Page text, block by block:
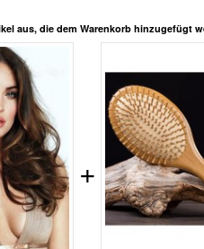
aus, die dem Warenkorb hinzugefügt
+